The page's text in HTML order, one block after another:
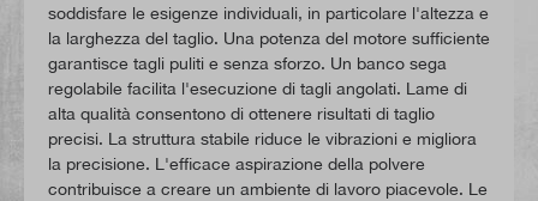
soddisfare le esigenze individuali, in particolare l'altezza e
la larghezza del taglio. Una potenza del motore sufficiente
garantisce tagli puliti e senza sforzo. Un banco sega
regolabile facilita l'esecuzione di tagli angolati. Lame di
alta qualità consentono di ottenere risultati di taglio
precisi. La struttura stabile riduce le vibrazioni e migliora
la precisione. L'efficace aspirazione della polvere
contribuisce a creare un ambiente di lavoro piacevole. Le